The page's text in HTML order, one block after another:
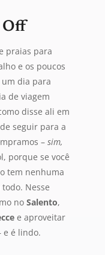
Off
praias para
e os poucos
dia para
de viagem
disse ali em
seguir para a
– sim,
porque se você
tem nenhuma
Nesse
no Salento,
e aproveitar
e é lindo.